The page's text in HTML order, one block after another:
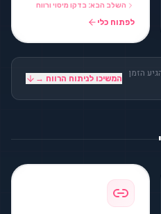
השלב הבא: בדקו מיסוי ורווח
לפתוח כלי
הזמן
המשיכו לניתוח הרווח →